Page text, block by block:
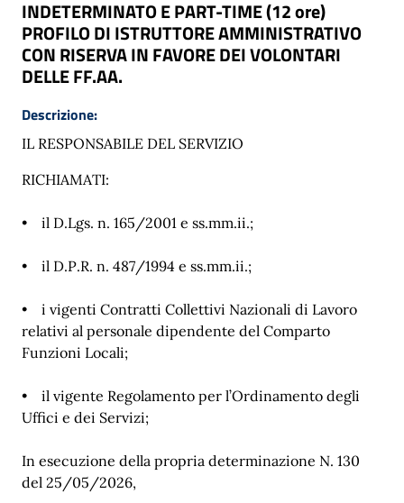
INDETERMINATO E PART-TIME (12 ore)
PROFILO DI ISTRUTTORE AMMINISTRATIVO
CON RISERVA IN FAVORE DEI VOLONTARI
DELLE FF.AA.
Descrizione:
IL RESPONSABILE DEL SERVIZIO
RICHIAMATI:
• il D.Lgs. n. 165/2001 e ss.mm.ii.;
• il D.P.R. n. 487/1994 e ss.mm.ii.;
• i vigenti Contratti Collettivi Nazionali di Lavoro
relativi al personale dipendente del Comparto
Funzioni Locali;
• il vigente Regolamento per l’Ordinamento degli
Uffici e dei Servizi;
In esecuzione della propria determinazione N. 130
del 25/05/2026,